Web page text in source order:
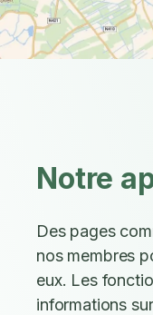
Notre
Des pages
nos membres
eux. Les
informations